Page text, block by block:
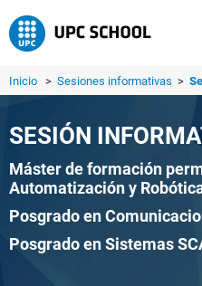
Inicio > Sesiones informativas >
SESIÓN
Máster de formación
Automatización y
Posgrado en
Posgrado en Sistemas